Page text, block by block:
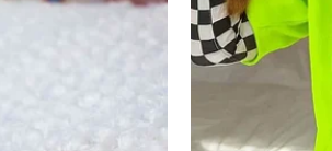
vetëm çështje orësh. Kontrata e 24-